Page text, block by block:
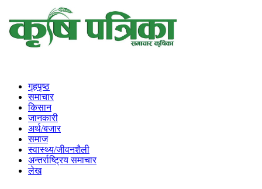
गृहपृष्ठ
समाचार
किसान
जानकारी
अर्थ/बजार
समाज
स्वास्थ्य/जीवनशैली
अन्तर्राष्ट्रिय समाचार
लेख